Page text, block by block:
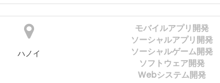
ハノイ
モバイルアプリ開発
ソーシャルアプリ開発
ソーシャルゲーム開発
ソフトウェア開発
Webシステム開発